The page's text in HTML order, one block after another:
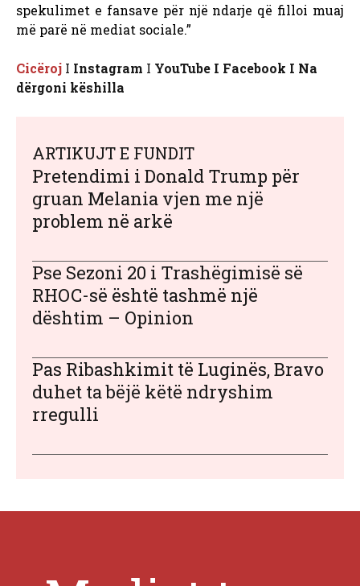
spekulimet e fansave për një ndarje që filloi muaj
më parë në mediat sociale.”
Cicëroj I Instagram I YouTube Ι Facebook Ι Na
dërgoni këshilla
ARTIKUJT E FUNDIT
Pretendimi i Donald Trump për
gruan Melania vjen me një
problem në arkë
Pse Sezoni 20 i Trashëgimisë së
RHOC-së është tashmë një
dështim – Opinion
Pas Ribashkimit të Luginës, Bravo
duhet ta bëjë këtë ndryshim
rregulli